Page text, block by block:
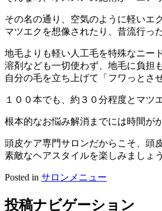
その名の通り、空気のように軽いエ
マツエクを想像されたり、昔流行っ
地毛よりも軽い人工毛を特殊なニー
溶剤なども一切使わず、地毛に負担
自分の毛を立ち上げて「フワっとさ
１００本でも、約３０分程度とマツ
根本的なお悩み解消までには時間が
頭皮ケア専門サロンだからこそ、頭
素敵なヘアスタイルを楽しみましょ
Posted in サロンメニュー
投稿ナビゲーション